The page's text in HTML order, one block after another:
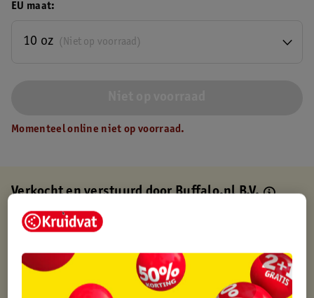
EU maat
(Niet op voorraad)
10 oz
Momenteel online niet op voorraad.
Verkocht en verstuurd doorBuffalo.nl B.V.
Binnen 1 werkdag verstuurd
Gratis retourneren via verkooppartner.
Gratis punten met je Kruidvat kaart